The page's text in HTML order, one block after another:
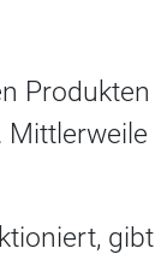
Produkten
Mittlerweile
gibt